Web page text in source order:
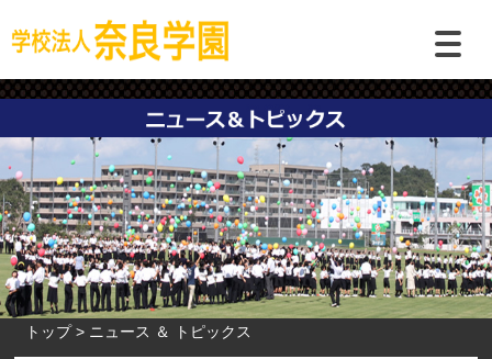
トップ ニュース ＆ トピックス